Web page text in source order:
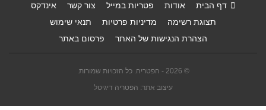
דף הבית אודות פטריות במייל צור קשר
אינדקס
תצוגת רשימה
מדיניות פרטיות
תנאי שימוש
הצהרת הנגישות של האתר
פרסום באתר
© 2026 - הפטריה. כל הזכויות שמורות.
עיצוב אתר: הפטריה דיגיטל